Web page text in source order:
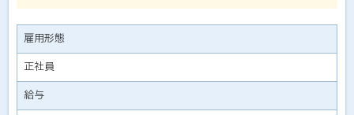
雇用形態
正社員
給与